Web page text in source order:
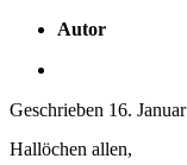
Autor
Geschrieben 16. Januar
Hallöchen allen,